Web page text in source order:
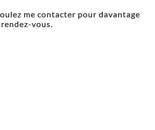
me contacter pour davantage
vous.